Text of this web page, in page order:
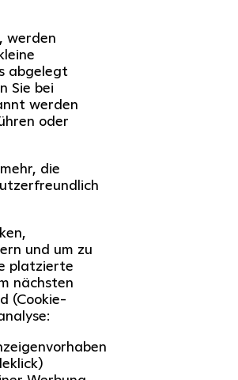
werden
abgelegt
Sie bei
werden
oder
die
und um zu
platzierte
nächsten
(Cookie-